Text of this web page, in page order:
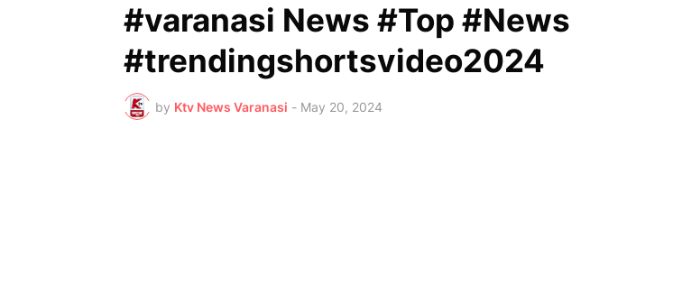
#varanasi News #Top #News
#trendingshortsvideo2024
by Ktv News Varanasi - May 20, 2024